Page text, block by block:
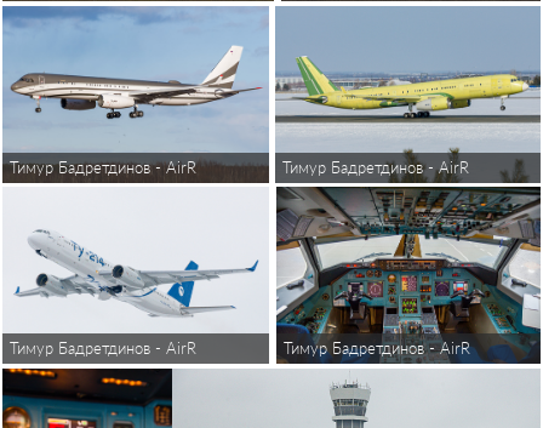
Тимур Бадретдинов - AirReview Тимур Бадретдинов - AirReview
Тимур Бадретдинов - AirReview Тимур Бадретдинов - AirReview